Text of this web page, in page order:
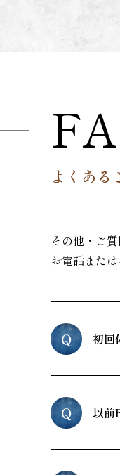
よくある
その他・ご
お電話また
Q 初回
Q 以前